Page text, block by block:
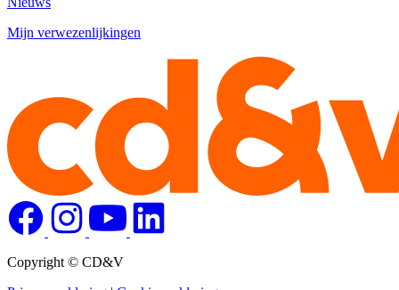
Mijn verwezenlijkingen
Copyright © CD&V